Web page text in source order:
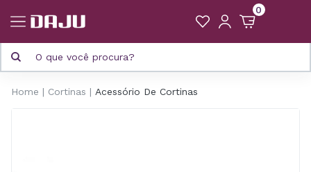
0
Home Cortinas Acessório De Cortinas